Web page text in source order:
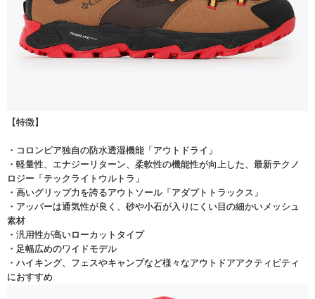
【特徴】
・コロンビア独自の防水透湿機能「アウトドライ」
・軽量性、エナジーリターン、柔軟性の機能性が向上した、最新テクノ
ロジー「テックライトウルトラ」
・高いグリップ力を誇るアウトソール「アダプトトラックス」
・アッパーは通気性が良く、砂や小石が入りにくい目の細かいメッシュ
素材
・汎用性が高いローカットタイプ
・足幅広めのワイドモデル
・ハイキング、フェスやキャンプなど様々なアウトドアアクティビティ
におすすめ